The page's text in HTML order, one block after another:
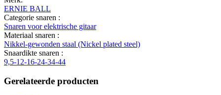
ERNIE BALL
Categorie snaren :
Snaren voor elektrische gitaar
Materiaal snaren :
Nikkel-gewonden staal (Nickel plated steel)
Snaardikte snaren :
9,5-12-16-24-34-44
Gerelateerde producten